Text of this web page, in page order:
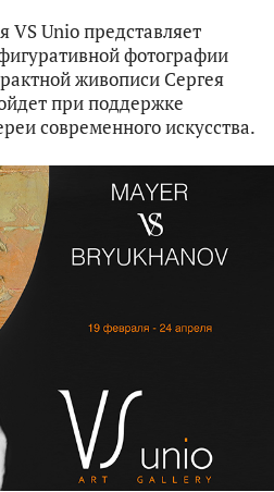
VS Unio представляет
фотографии
живописи Сергея
при поддержке
современного искусства.